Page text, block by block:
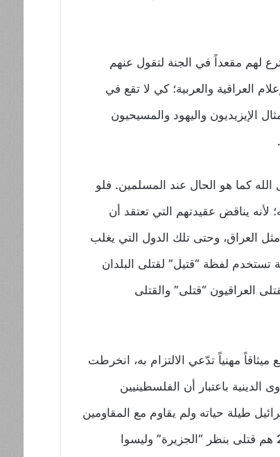
لهم مقعداً في الجنة لتقول عنهم
العراقية والعربية؛ كي لا تقع في
الإيزيديون واليهود والمسيحيون
الله كما هو الحال عند المسلمين. فلو
لأنه يناقض عقيدتهم التي تعتقد أن
العراق، وحتى تلك الدول التي يغلب
تستخدم لفظة “قتيل” لقتلى البلدان
العراقيون “قتلى” والقتلى
مهنياً تدّعي الالتزام به، انخرطت
باعتبار أن الفلسطينيين
طيلة حياته ولم يقاوم مع المقاومين
أيضاً هو “شهيد”، المهم أن جنسيته فلسطيني! والغريب أيضاً أن القتلى العراقيين على يد القوات الأميركية منذ عام 2003 هم قتلى بنظر “الجزيرة” وليسوا